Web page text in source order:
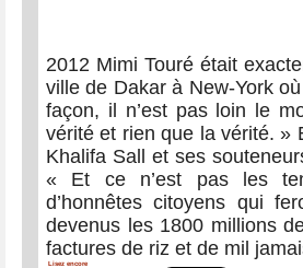
2012 Mimi Touré était
ville de Dakar à New-York
façon, il n’est pas loin le
vérité et rien que la vérité. »
Khalifa Sall et ses
« Et ce n’est pas les
d’honnêtes citoyens qui
devenus les 1800 millions
factures de riz et de mil
Lisez encore